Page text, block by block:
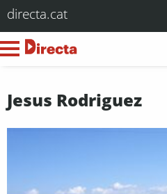
directa.cat
Jesus Rodriguez